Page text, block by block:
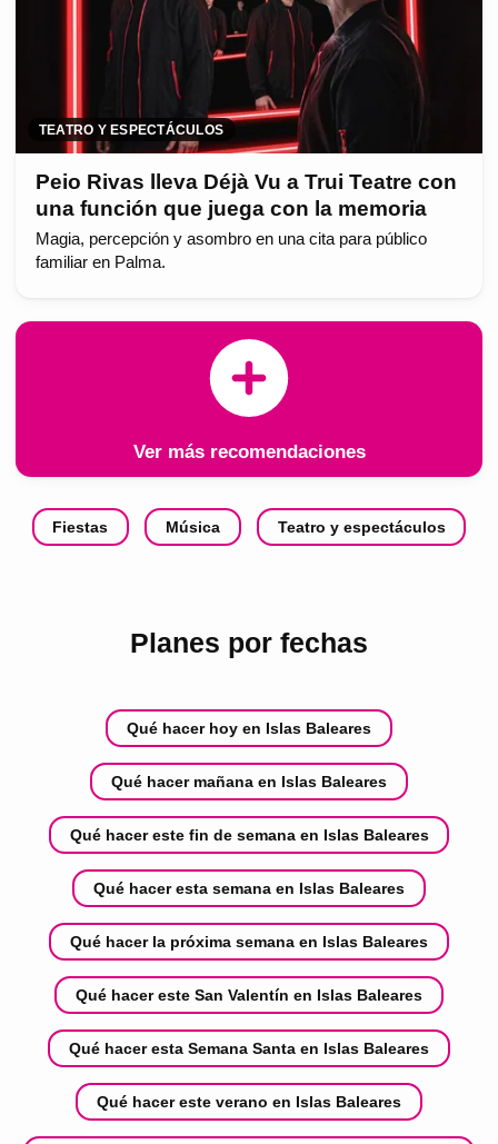
TEATRO Y ESPECTÁCULOS
Peio Rivas lleva Déjà Vu a Trui Teatre con
una función que juega con la memoria
Magia, percepción y asombro en una cita para público
familiar en Palma.
Ver más recomendaciones
Fiestas Música Teatro y espectáculos
Planes por fechas
Qué hacer hoy en Islas Baleares
Qué hacer mañana en Islas Baleares
Qué hacer este fin de semana en Islas Baleares
Qué hacer esta semana en Islas Baleares
Qué hacer la próxima semana en Islas Baleares
Qué hacer este San Valentín en Islas Baleares
Qué hacer esta Semana Santa en Islas Baleares
Qué hacer este verano en Islas Baleares